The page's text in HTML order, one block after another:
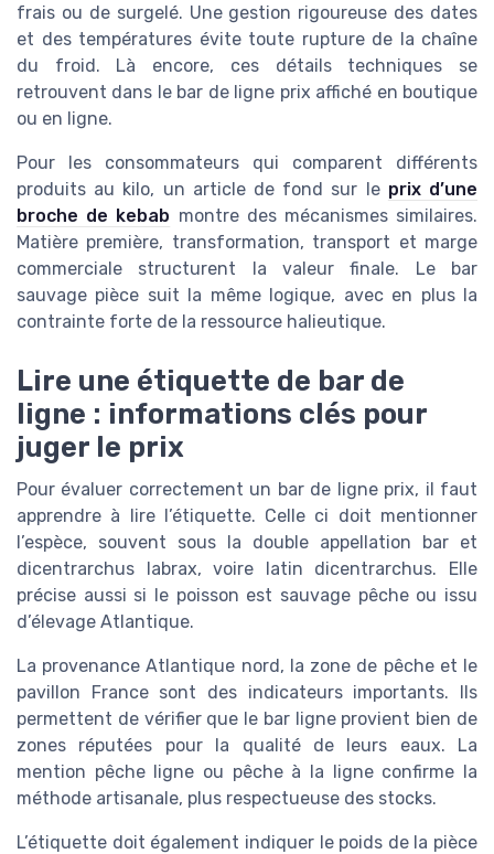
frais ou de surgelé. Une gestion rigoureuse des dates
et des températures évite toute rupture de la chaîne
du froid. Là encore, ces détails techniques se
retrouvent dans le bar de ligne prix affiché en boutique
ou en ligne.
Pour les consommateurs qui comparent différents
produits au kilo, un article de fond sur le prix d’une
broche de kebab montre des mécanismes similaires.
Matière première, transformation, transport et marge
commerciale structurent la valeur finale. Le bar
sauvage pièce suit la même logique, avec en plus la
contrainte forte de la ressource halieutique.
Lire une étiquette de bar de
ligne : informations clés pour
juger le prix
Pour évaluer correctement un bar de ligne prix, il faut
apprendre à lire l’étiquette. Celle ci doit mentionner
l’espèce, souvent sous la double appellation bar et
dicentrarchus labrax, voire latin dicentrarchus. Elle
précise aussi si le poisson est sauvage pêche ou issu
d’élevage Atlantique.
La provenance Atlantique nord, la zone de pêche et le
pavillon France sont des indicateurs importants. Ils
permettent de vérifier que le bar ligne provient bien de
zones réputées pour la qualité de leurs eaux. La
mention pêche ligne ou pêche à la ligne confirme la
méthode artisanale, plus respectueuse des stocks.
L’étiquette doit également indiquer le poids de la pièce